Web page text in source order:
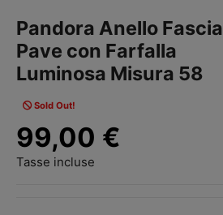
Pandora Anello Fascia
Pave con Farfalla
Luminosa Misura 58
Sold Out!
99,00 €
Tasse incluse